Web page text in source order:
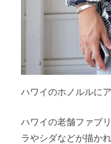
ハワイのホノルルに
ハワイの老舗ファブ
ラやシダなどが描か